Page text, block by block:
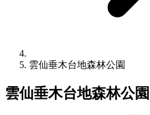
雲仙垂木台地森林公園
雲仙垂木台地森林公園